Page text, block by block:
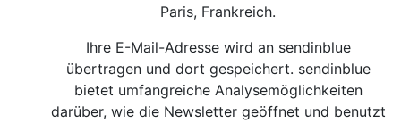
Paris, Frankreich.
Ihre E-Mail-Adresse wird an sendinblue
übertragen und dort gespeichert. sendinblue
bietet umfangreiche Analysemöglichkeiten
darüber, wie die Newsletter geöffnet und benutzt